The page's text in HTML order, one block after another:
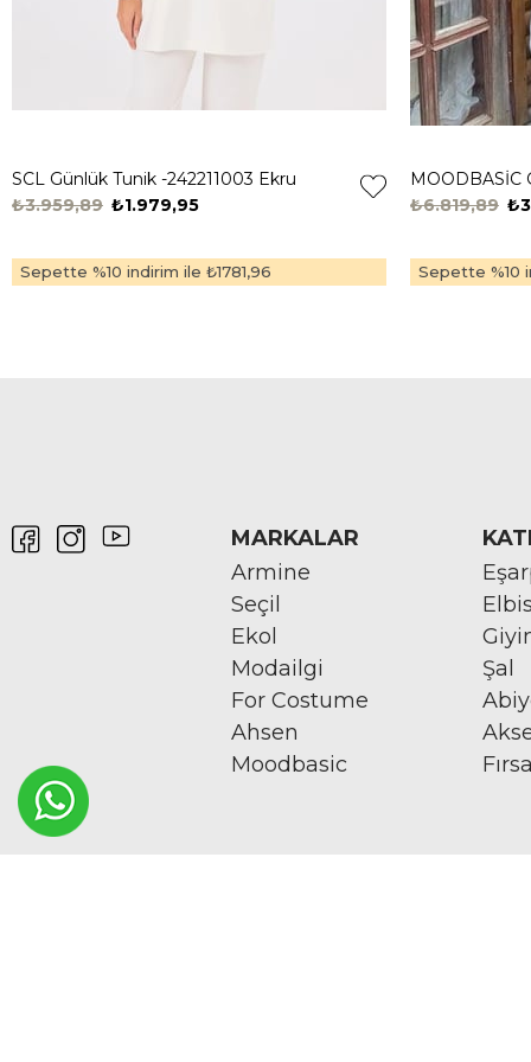
SCL Günlük Tunik -242211003 Ekru
₺1.979,95
₺3.959,89
Sepette %10 indirim ile ₺1781,96
₺6.819,89
Sepette %10
MARKALAR
Armine
Seçil
Ekol
Modailgi
For Costume
Ahsen
Moodbasic
Şal